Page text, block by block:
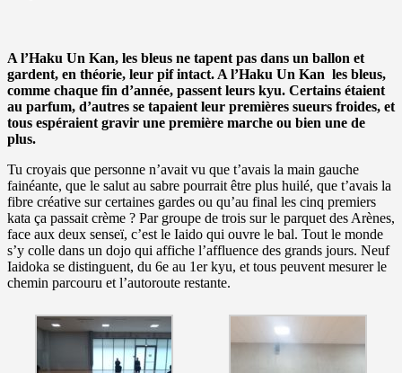
A l’Haku Un Kan, les bleus ne tapent pas dans un ballon et
gardent, en théorie, leur pif intact. A l’Haku Un Kan les bleus,
comme chaque fin d’année, passent leurs kyu. Certains étaient
au parfum, d’autres se tapaient leur premières sueurs froides, et
tous espéraient gravir une première marche ou bien une de
plus.
Tu croyais que personne n’avait vu que t’avais la main gauche
fainéante, que le salut au sabre pourrait être plus huilé, que t’avais la
fibre créative sur certaines gardes ou qu’au final les cinq premiers
kata ça passait crème ? Par groupe de trois sur le parquet des Arènes,
face aux deux senseï, c’est le Iaido qui ouvre le bal. Tout le monde
s’y colle dans un dojo qui affiche l’affluence des grands jours. Neuf
Iaidoka se distinguent, du 6e au 1er kyu, et tous peuvent mesurer le
chemin parcouru et l’autoroute restante.